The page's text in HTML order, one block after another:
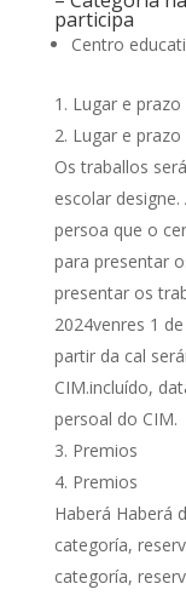
participa
Centro
Lugar e
Lugar e
Os traballos
escolar
persoa que o
para presentar
presentar os
2024venres 1
partir da cal
CIM.incluído,
persoal do CIM.
Premios
Premios
Haberá Haberá
categoría,
categoría,